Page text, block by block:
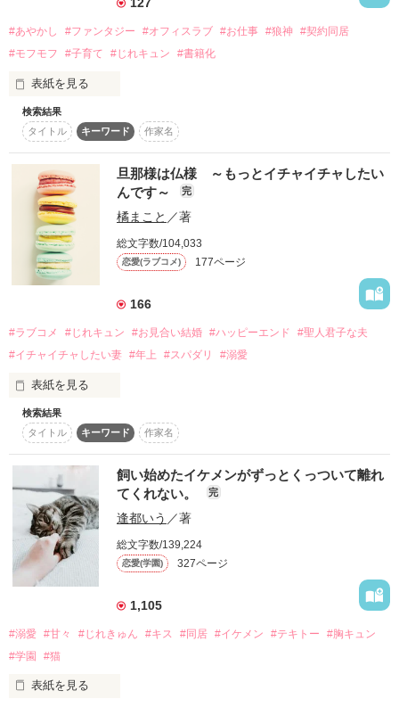
──────────────────
全国No.1高瀬組”お嬢”
東雲翠（20）
ーShinonome Suiー
全国No.1高瀬組”若頭”
高瀬葵（23）
ーTakase Aoiー
──────────────────
＊戻れない過去と、届かない想い＊
▶2026.6.3 完結
【 翡 翠 の 一 輪 花 】
ベリーズカフェVer.です。
～野いちご版で16000pv突破！！～
読者の皆様、ありがとうございます♡
──俺を人間に戻せるのは、お前の菓子だけだ
最初は役目として結ばれた二人だったが、互いに孤独を抱え
ていたことを知り、少しずつ唯一無二の存在になっていく。
だが帝都には、かつてない規模の霊災が迫っていた。
小春は、朔夜を人間として繋ぎ止める特別な「霊草ラムネ」
の完成に挑む。
たとえ、彼が闇に飲まれても── 「何度でも、私は朔夜様を
人間に戻します」
捨てられた菓子職人の少女が、死神と恐れられた男の唯一の
花嫁となる── 互いを救い合う二人の明治和風恋愛ファンタジ
ー。
作品を読む
#あやかし #ファンタジー #オフィスラブ #お仕事 #狼神
#契約同居
#モフモフ
#子育て #じれキュン #書籍化
表紙を見る
◆スターツ出版文庫様より書籍化しました。こちらは改稿前の
作品ですので書籍版とは設定その他が異なります。ご了承くだ
さい。
中堅リラクゼーション総合企業、アレーズコーポレーションに
勤める新山陽茉莉には人と違う秘密がある。それは、人ならざ
る者が見えるということ。
ある日、悪霊と化した死者──邪鬼に襲われた陽茉莉。
そのピンチを救ってくれたのは陽茉莉の上司である相澤礼也だ
った。実は相澤はオオカミ姿になれるあやかし「狼神」と人間
このままだとまた邪鬼に襲われると告げられて怯える陽茉莉
か？」と交換条件の契約同居を持ちかけてきて……！?
「怖かったら、一緒に寝てやろうか？」
「お前のことは、俺が絶対に守ってやる」
ただの契約同居のはずが、なんだか過保護に守られているよう
な……。
オオカミなあやかし　相澤礼也
✕
特殊体質の平凡ＯＬ　新山陽茉莉
プラスして、もふもふ癒やし系　相澤悠翔
ん！
検索結果
タイトル
キーワード 作家名
旦那様は仏様 ～もっとイチャイチャしたい
んです～
完
橘まこと ／著
総文字数/104,033
恋愛(ラブコメ) 177ページ
166
#ラブコメ #じれキュン #お見合い結婚 #ハッピーエンド
#聖人君子な夫
#イチャイチャしたい妻 #年上 #スパダリ #溺愛
表紙を見る
仏坂美咲・旧姓小野寺美咲は、素敵な男性とお見合い結婚をし
た。
結婚して早半年。
旦那は名前のごとく仏のように慈愛に満ちており、
美咲は彼に惹かれるばかり。
けれど、美咲はその生活に物足りなさを感じていた。
もっと彼とイチャイチャしたかった……
じれキュンラブコメディー
検索結果
タイトル
キーワード 作家名
飼い始めたイケメンがずっとくっついて離れ
てくれない。
完
逢都いう ／著
総文字数/139,224
恋愛(学園) 327ページ
1,105
#溺愛 #甘々 #じれきゅん #キス #同居 #イケメン #テキトー
#胸キュン
#学園
#猫
表紙を見る